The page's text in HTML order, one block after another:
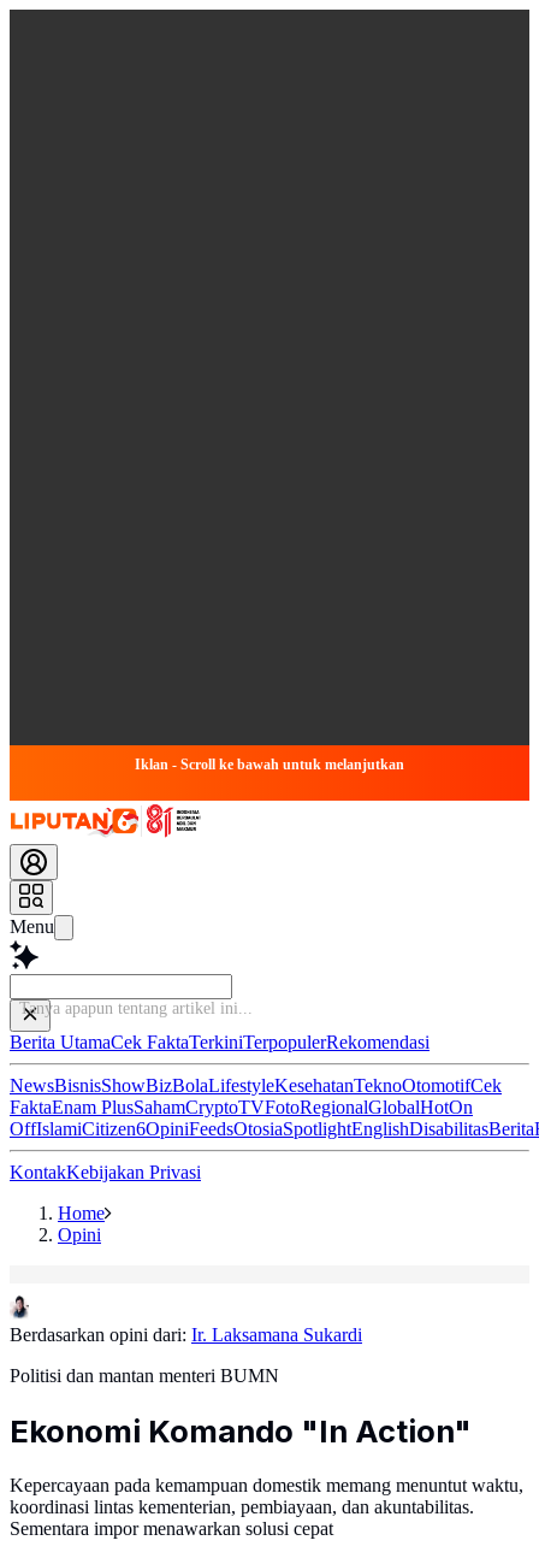
Iklan - Scroll ke bawah untuk melanjutkan
Menu
Tan
Berita UtamaCek FaktaTerkiniTerpopulerRekomendasi
NewsBisnisShowBizBolaLifestyleKesehatanTeknoOtomotifCek
FaktaEnam PlusSahamCryptoTVFotoRegionalGlobalHotOn
OffIslamiCitizen6OpiniFeedsOtosiaSpotlightEnglishDisabilitasBerita
KontakKebijakan Privasi
Home
Opini
Berdasarkan opini dari: Ir. Laksamana Sukardi
Politisi dan mantan menteri BUMN
Ekonomi Komando "In Action"
Kepercayaan pada kemampuan domestik memang menuntut waktu,
koordinasi lintas kementerian, pembiayaan, dan akuntabilitas.
Sementara impor menawarkan solusi cepat